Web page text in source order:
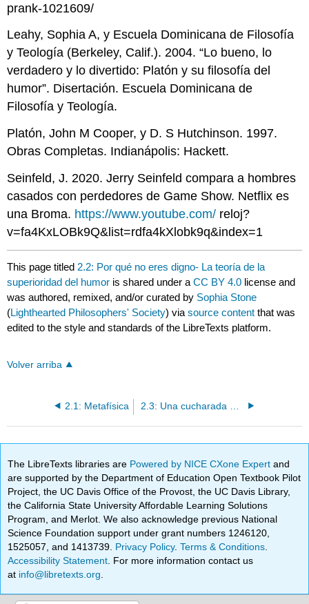
prank-1021609/
Leahy, Sophia A, y Escuela Dominicana de Filosofía
y Teología (Berkeley, Calif.). 2004. “Lo bueno, lo
verdadero y lo divertido: Platón y su filosofía del
humor”. Disertación. Escuela Dominicana de
Filosofía y Teología.
Platón, John M Cooper, y D. S Hutchinson. 1997.
Obras Completas. Indianápolis: Hackett.
Seinfeld, J. 2020. Jerry Seinfeld compara a hombres
casados con perdedores de Game Show. Netflix es
una Broma. https://www.youtube.com/ reloj?
v=fa4KxLOBk9Q&list=rdfa4kXlobk9q&index=1
This page titled 2.2: Por qué no eres digno- La teoría de la
superioridad del humor is shared under aCC BY 4.0 license and
was authored, remixed, and/or curated by Sophia Stone
(Lighthearted Philosophers' Society) viasource content that was
edited to the style and standards of the LibreTexts platform.
Volver arriba
2.1: Metafísica
The LibreTexts libraries are Powered by NICE CXone Expertand
are supported by the Department of Education Open Textbook Pilot
Project, the UC Davis Office of the Provost, the UC Davis Library,
the California State University Affordable Learning Solutions
Program, and Merlot. We also acknowledge previous National
Science Foundation support under grant numbers 1246120,
1525057, and 1413739. Privacy Policy.Terms & Conditions
Accessibility Statement . For more information contact us
at info@libretexts.org